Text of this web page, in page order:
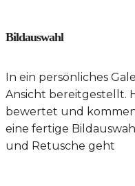
Bildauswahl
In ein persönliches
Ansicht bereitgestellt.
bewertet und
eine fertige
und Retusche geht